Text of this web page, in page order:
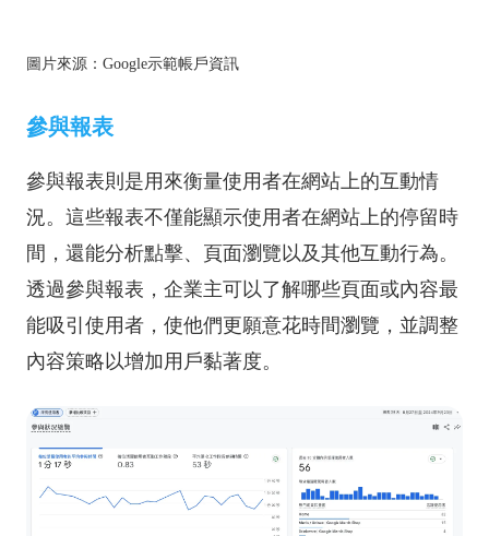
圖片來源：Google示範帳戶資訊
參與報表
參與報表則是用來衡量使用者在網站上的互動情
況。這些報表不僅能顯示使用者在網站上的停留時
間，還能分析點擊、頁面瀏覽以及其他互動行為。
透過參與報表，企業主可以了解哪些頁面或內容最
能吸引使用者，使他們更願意花時間瀏覽，並調整
內容策略以增加用戶黏著度。